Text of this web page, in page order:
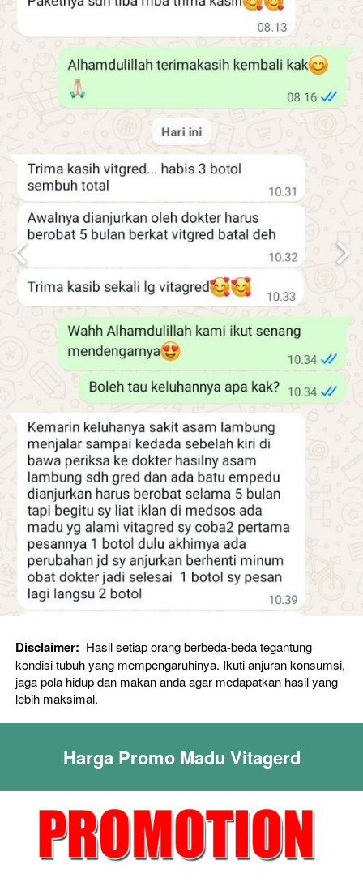
Disclaimer: Hasil setiap orang berbeda-beda tegantung
kondisi tubuh yang mempengaruhinya. Ikuti anjuran konsumsi,
jaga pola hidup dan makan anda agar medapatkan hasil yang
lebih maksimal.
Harga Promo Madu Vitagerd